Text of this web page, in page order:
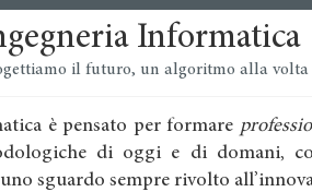
Informatica
il futuro, un algoritmo alla volta
è pensato per formare
di oggi e di domani,
sguardo sempre rivolto